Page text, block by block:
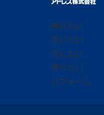
売りたい
買いたい
貸したい
借りたい
リフォーム